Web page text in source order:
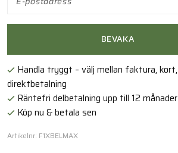
BEVAKA
Handla tryggt – välj mellan faktura,
direktbetalning
Räntefri delbetalning upp till 12 månader
Köp nu & betala sen
Artikelnr: F1XBELMAX